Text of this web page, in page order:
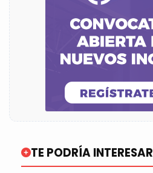
TE PODRÍA INTERESAR